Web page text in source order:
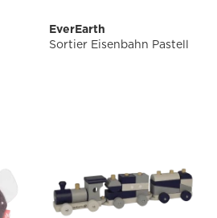
EverEarth
Sortier Eisenbahn Pastell